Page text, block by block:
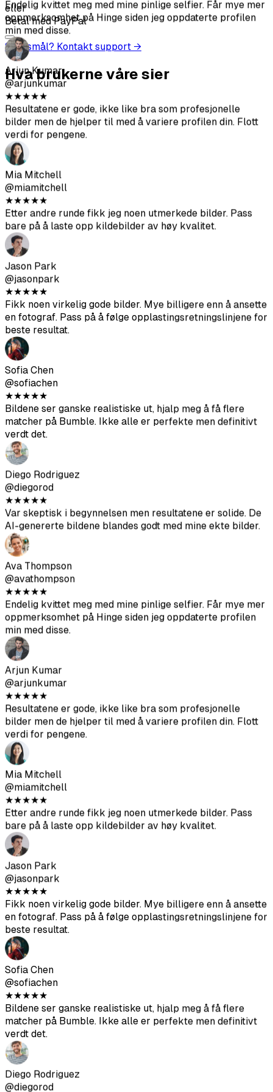
eller
Betal med PayPal
Spørsmål? Kontakt support →
Hva brukerne våre sier
@miamitchell
★★★★★
Etter andre runde fikk jeg noen utmerkede bilder. Pass
bare på å laste opp kildebilder av høy kvalitet.
Jason Park
@jasonpark
★★★★★
Fikk noen virkelig gode bilder. Mye billigere enn å ansette
en fotograf. Pass på å følge opplastingsretningslinjene for
beste resultat.
Sofia Chen
@sofiachen
★★★★★
Bildene ser ganske realistiske ut, hjalp meg å få flere
matcher på Bumble. Ikke alle er perfekte men definitivt
verdt det.
Diego Rodriguez
@diegorod
★★★★★
Var skeptisk i begynnelsen men resultatene er solide. De
AI-genererte bildene blandes godt med mine ekte bilder.
Ava Thompson
@avathompson
★★★★ ★
Endelig kvittet meg med mine pinlige selfier. Får mye mer
oppmerksomhet på Hinge siden jeg oppdaterte profilen
min med disse.
Arjun Kumar
@arjunkumar
★★ ★★★
Resultatene er gode, ikke like bra som profesjonelle
bilder men de hjelper til med å variere profilen din. Flott
verdi for pengene.
Mia Mitchell
@miamitchell
★★★★★
Etter andre runde fikk jeg noen utmerkede bilder. Pass
bare på å laste opp kildebilder av høy kvalitet.
Jason Park
@jasonpark
★★★★★
Fikk noen virkelig gode bilder. Mye billigere enn å ansette
en fotograf. Pass på å følge opplastingsretningslinjene for
beste resultat.
Sofia Chen
@sofiachen
★★★★★
Bildene ser ganske realistiske ut, hjalp meg å få flere
matcher på Bumble. Ikke alle er perfekte men definitivt
verdt det.
Diego Rodriguez
@diegorod
★★★★★
Var skeptisk i begynnelsen men resultatene er solide. De
AI-genererte bildene blandes godt med mine ekte bilder.
Ava Thompson
@avathompson
★★★★ ★
Endelig kvittet meg med mine pinlige selfier. Får mye mer
oppmerksomhet på Hinge siden jeg oppdaterte profilen
min med disse.
Arjun Kumar